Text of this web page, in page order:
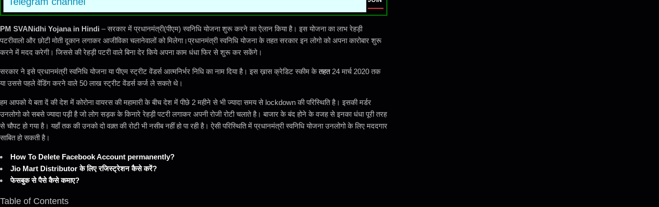
PM SVANidhi Yojana in Hindi – सरकार में प्रधानमंत्री(पीएम) स्वनिधि योजना शुरू करने का ऐलान किया है। इस योजना का लाभ रेहड़ी
पटरीवालो और छोटी मोती दूकान लगाकर आजीविका चलानेवालों को मिलेगा।प्रधानमंत्री स्वनिधि योजना के तहत सरकार इन लोगो को अपना कारोबार शुरू
करने में मदद करेगी। जिससे की रेहड़ी पटरी वाले बिना देर किये अपना काम धंधा फिर से शुरू कर सकेंगे।
सरकार ने इसे प्रधानमंत्री स्वनिधि योजना या पीएम स्ट्रीट वेंडर्स आत्मनिर्भर निधि का नाम दिया है। इस ख़ास क्रेडिट स्कीम केतहत24 मार्च 2020 तक
या उससे पहले वेंडिंग करने वाले 50 लाख स्ट्रीट वेंडर्स कर्ज ले सकते थे।
हम आपको ये बता दें की देश में कोरोना वायरस की महामारी के बीच देश में पीछे 2 महीने से भी ज्यादा समय से lockdown की परिस्थिति है। इसकी मर्डर
उनलोगो को सबसे ज्यादा पड़ी है जो लोग सड़क के किनारे रेहड़ी पटरी लगाकर अपनी रोजी रोटी चलाते है। बाजार के बंद होने के वजह से इनका धंधा पूरी तरह
से चौपट हो गया है। यहाँ तक की उनको दो वक़्त की रोटी भी नसीब नहीं हो पा रही है। ऐसी परिस्थिति में प्रधानमंत्री स्वनिधि योजना उनलोगो के लिए मददगार
साबित हो सकती है।
How To Delete Facebook Account permanently?
Jio Mart Distributor के लिए रजिस्ट्रेशन कैसे करें?
फेसबुक से पैसे कैसे कमाए?
Table of Contents